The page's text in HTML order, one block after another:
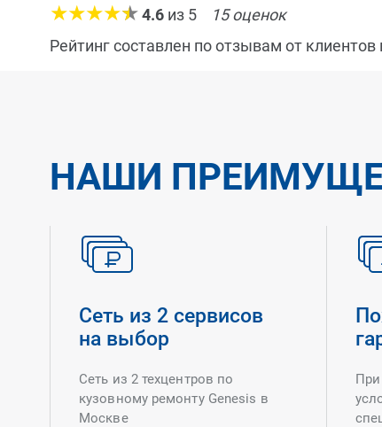
4.6 из 5 15оценок
Рейтинг составлен по отзывам от
НАШИ
Сеть из 2 сервисов
на выбор
Сеть из 2 техцентров по
кузовному ремонту Genesis в
Москве